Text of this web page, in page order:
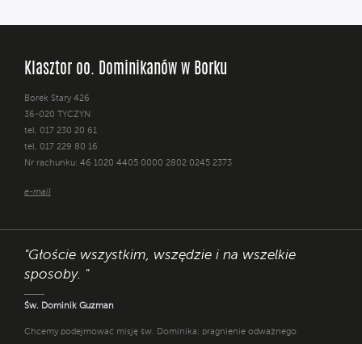
Klasztor oo. Dominikanów w Borku
Borek Stary 426
36-020 TYCZYN
tel. 017 230 20 61
tel. 017 229 80 16
Nr rachunku: 46 1020 4405 0000 2802 0245 2373
e-mail
"Głoście wszystkim, wszędzie i na wszelkie
sposoby. "
Św. Dominik Guzman
Chcemy podejmować misję św. Dominika: pragnienie odważnego